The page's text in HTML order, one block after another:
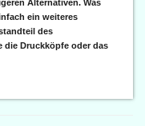
Alternativen. Was
ein weiteres
des
die Druckköpfe oder das